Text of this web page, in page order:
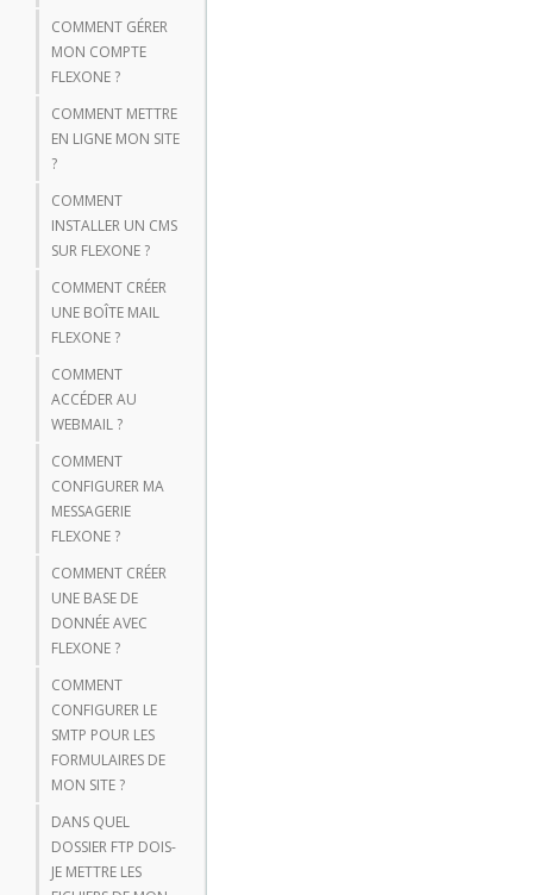
COMMENT GÉRER
MON COMPTE
FLEXONE ?
COMMENT METTRE
EN LIGNE MON SITE
?
COMMENT
INSTALLER UN CMS
SUR FLEXONE ?
COMMENT CRÉER
UNE BOÎTE MAIL
FLEXONE ?
COMMENT
ACCÉDER AU
WEBMAIL ?
COMMENT
CONFIGURER MA
MESSAGERIE
FLEXONE ?
COMMENT CRÉER
UNE BASE DE
DONNÉE AVEC
FLEXONE ?
COMMENT
CONFIGURER LE
SMTP POUR LES
FORMULAIRES DE
MON SITE ?
DANS QUEL
DOSSIER FTP DOIS-
JE METTRE LES